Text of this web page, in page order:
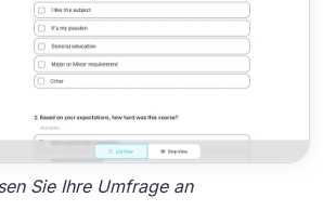
Sie Ihre Umfrage an